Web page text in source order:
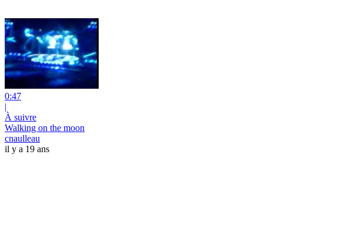
0:47
|
À suivre
Walking on the moon
cnaulleau
il y a 19 ans